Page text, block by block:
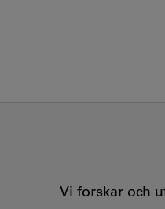
Vi forskar och